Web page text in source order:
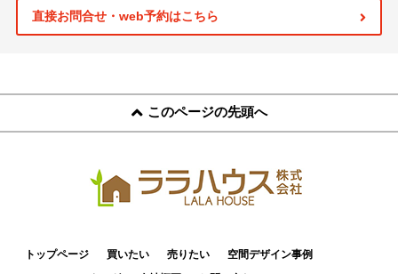
スタッフ紹介
来店予約
直接お問合せ・web予約はこちら
このページの先頭へ
トップページ 買いたい 売りたい
空間デザイン事例